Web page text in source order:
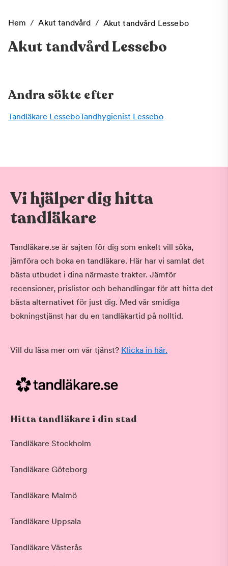
Hem / Akut tandvård / Akut tandvård Lessebo
Akut tandvård Lessebo
Andra sökte efter
Tandläkare LesseboTandhygienist Lessebo
Vi hjälper dig hitta
tandläkare
Tandläkare.se är sajten för dig som enkelt vill söka,
jämföra och boka en tandläkare. Här har vi samlat det
bästa utbudet i dina närmaste trakter. Jämför
recensioner, prislistor och behandlingar för att hitta det
bästa alternativet för just dig. Med vår smidiga
bokningstjänst har du en tandläkartid på nolltid.
Vill du läsa mer om vår tjänst? Klicka in här.
Hitta tandläkare i din stad
Tandläkare Stockholm
Tandläkare Göteborg
Tandläkare Malmö
Tandläkare Uppsala
Tandläkare Västerås